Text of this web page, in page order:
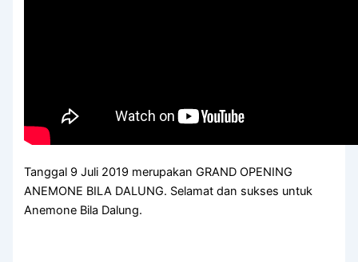
Tanggal 9 Juli 2019 merupakan GRAND OPENING
ANEMONE BILA DALUNG. Selamat dan sukses untuk
Anemone Bila Dalung.